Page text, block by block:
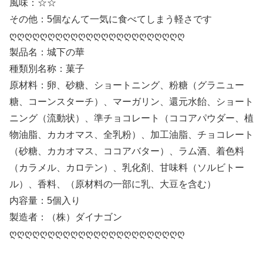
風味：☆☆
その他：5個なんて一気に食べてしまう軽さです
ღღღღღღღღღღღღღღღღღღღღღღღ
製品名：城下の華
種類別名称：菓子
原材料：卵、砂糖、ショートニング、粉糖（グラニュー
糖、コーンスターチ）、マーガリン、還元水飴、ショート
ニング（流動状）、準チョコレート（ココアパウダー、植
物油脂、カカオマス、全乳粉）、加工油脂、チョコレート
（砂糖、カカオマス、ココアバター）、ラム酒、着色料
（カラメル、カロテン）、乳化剤、甘味料（ソルビトー
ル）、香料、（原材料の一部に乳、大豆を含む）
内容量：5個入り
製造者：（株）ダイナゴン
ღღღღღღღღღღღღღღღღღღღღღღღ